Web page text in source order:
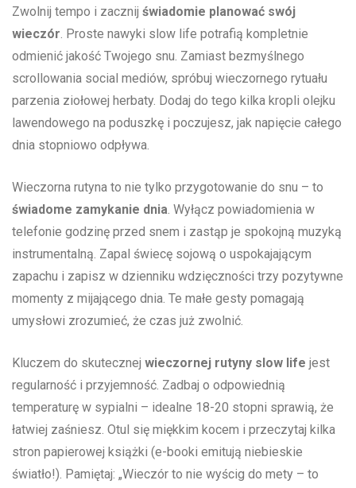
Zwolnij⁤ tempo i zacznij świadomie‍ planować swój
wieczór. Proste nawyki⁢ slow life potrafią kompletnie
odmienić jakość Twojego snu. Zamiast‍ bezmyślnego
scrollowania social mediów, spróbuj wieczornego rytuału
parzenia ziołowej herbaty. Dodaj do tego kilka kropli ⁤olejku
lawendowego na poduszkę i poczujesz, jak napięcie całego
dnia stopniowo odpływa.
Wieczorna rutyna to‍ nie ⁣tylko przygotowanie ​do snu – to
świadome zamykanie dnia. Wyłącz​ powiadomienia w
telefonie godzinę przed snem⁣ i zastąp ⁤je spokojną muzyką
‍instrumentalną. ⁢Zapal ⁣świecę sojową o uspokajającym
zapachu i zapisz w‌ dzienniku wdzięczności ⁢trzy ⁤pozytywne
momenty z mijającego dnia.⁤ Te‍ małe gesty pomagają
umysłowi​ zrozumieć, że ⁣czas już zwolnić.
Kluczem do ⁤skutecznej wieczornej rutyny slow life ‌jest
regularność i przyjemność. Zadbaj o odpowiednią
temperaturę w sypialni – idealne 18-20 stopni sprawią, że
łatwiej ‌zaśniesz. Otul się miękkim kocem i przeczytaj kilka
stron papierowej książki (e-booki emitują niebieskie
światło!). Pamiętaj: „Wieczór to nie wyścig do mety – to